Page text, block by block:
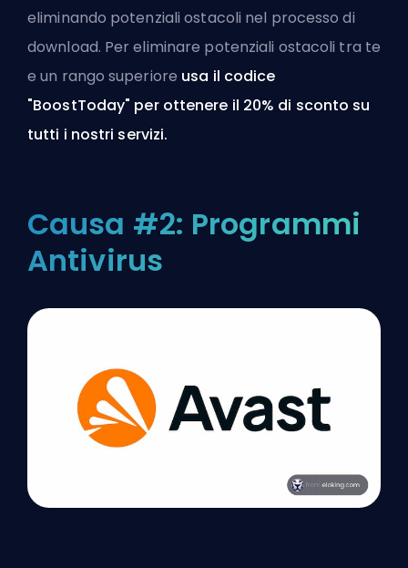
eliminando potenziali ostacoli nel processo di
download. Per eliminare potenziali ostacoli tra te
e un rango superiore usa il codice
"BoostToday" per ottenere il 20% di sconto su
tutti i nostri servizi.
Causa #2: Programmi
Antivirus